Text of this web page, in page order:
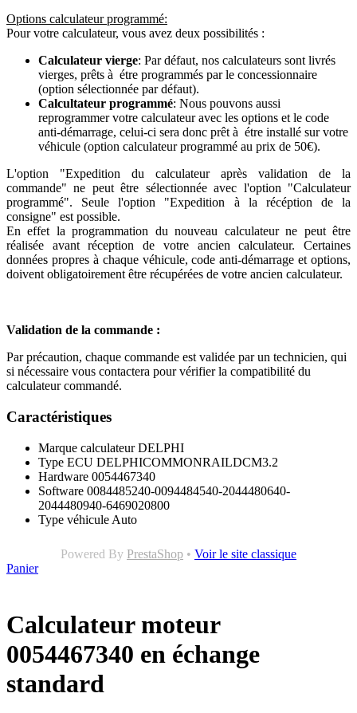
Options calculateur programmé:
Pour votre calculateur, vous avez deux possibilités :
Calculateur vierge: Par défaut, nos calculateurs sont livrés
vierges, prêts à étre programmés par le concessionnaire
(option sélectionnée par défaut).
Calcultateur programmé: Nous pouvons aussi
reprogrammer votre calculateur avec les options et le code
anti-démarrage, celui-ci sera donc prêt à étre installé sur votre
véhicule (option calculateur programmé au prix de 50€).
L'option "Expedition du calculateur après validation de la
commande" ne peut être sélectionnée avec l'option "Calculateur
programmé". Seule l'option "Expedition à la récéption de la
consigne" est possible.
En effet la programmation du nouveau calculateur ne peut être
réalisée avant réception de votre ancien calculateur. Certaines
données propres à chaque véhicule, code anti-démarrage et options,
doivent obligatoirement être récupérées de votre ancien calculateur.
Validation de la commande :
Par précaution, chaque commande est validée par un technicien, qui
si nécessaire vous contactera pour vérifier la compatibilité du
calculateur commandé.
Caractéristiques
Marque calculateur DELPHI
Type ECU DELPHICOMMONRAILDCM3.2
Hardware 0054467340
Software 0084485240-0094484540-2044480640-
2044480940-6469020800
Type véhicule Auto
Powered By PrestaShop • Voir le site classique
Panier
Calculateur moteur
0054467340 en échange
standard